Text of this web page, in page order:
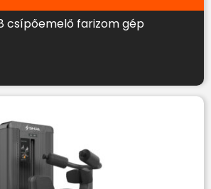
csípőemelő farizom gép